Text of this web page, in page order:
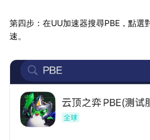
第四步：在UU加速器搜尋PBE，點選
速。